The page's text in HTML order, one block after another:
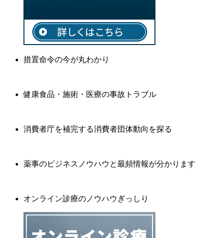
措置命令の今が丸わかり
健康食品・施術・医療の事故トラブル
消費者庁を補完する消費者団体動向を探る
薬事のビジネスノウハウと最頻情報が分かります
オンライン診療のノウハウぎっしり